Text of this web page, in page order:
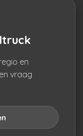
en
vraag